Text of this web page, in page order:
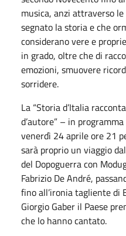
musica, anzi attraverso
segnato la storia e che
considerano vere e
in grado, oltre che di
emozioni, smuovere
sorridere.
La “Storia d’Italia
d’autore” – in
venerdì 24 aprile ore 21
sarà proprio un viaggio
del Dopoguerra con
Fabrizio De André,
fino all’ironia tagliente di
Giorgio Gaber il Paese
che lo hanno cantato.